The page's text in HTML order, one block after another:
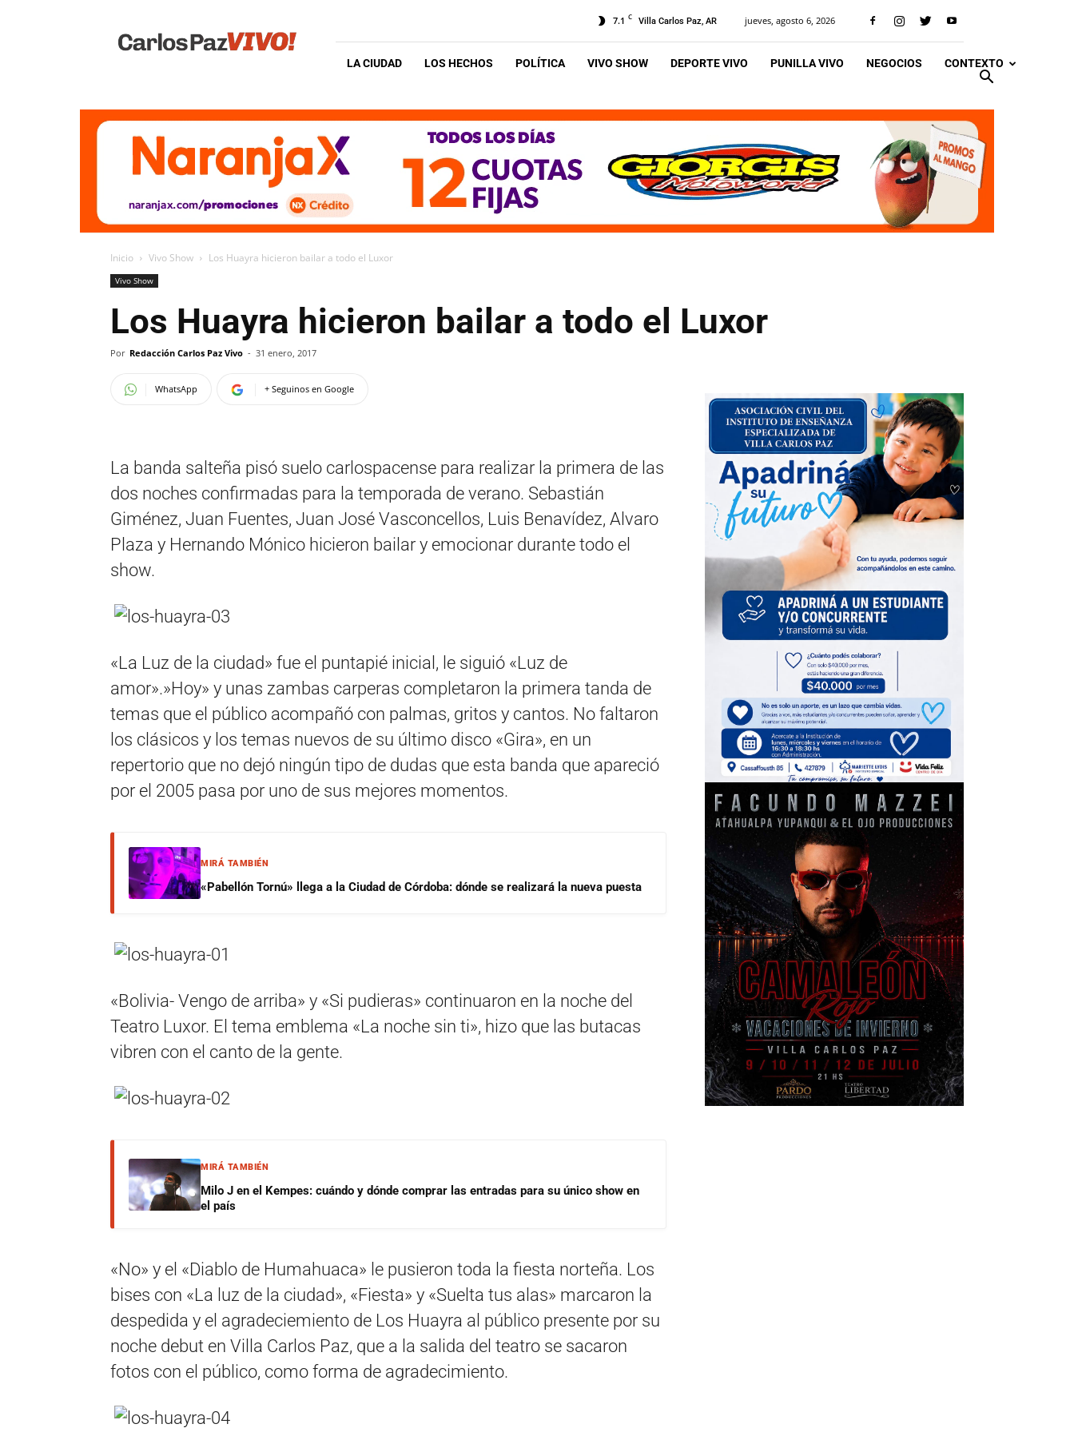
Vivo
7.1 C Villa Carlos Paz, AR jueves, agosto 6, 2026
LA CIUDAD LOS HECHOS POLÍTICA VIVO SHOW DEPORTE VIVO PUNILLA VIVO NEGOCIOS CONTEXTO
Inicio Vivo Show Los Huayra hicieron bailar a todo el Luxor
Vivo Show
Los Huayra hicieron bailar a todo el Luxor
Por Redacción Carlos Paz Vivo - 31 enero, 2017
WhatsApp + Seguinos en Google
La banda salteña pisó suelo carlospacense para realizar la primera de las
dos noches confirmadas para la temporada de verano. Sebastián
Giménez, Juan Fuentes, Juan José Vasconcellos, Luis Benavídez, Alvaro
Plaza y Hernando Mónico hicieron bailar y emocionar durante todo el
show.
«La Luz de la ciudad» fue el puntapié inicial, le siguió «Luz de
amor».»Hoy» y unas zambas carperas completaron la primera tanda de
temas que el público acompañó con palmas, gritos y cantos. No faltaron
los clásicos y los temas nuevos de su último disco «Gira», en un
repertorio que no dejó ningún tipo de dudas que esta banda que apareció
por el 2005 pasa por uno de sus mejores momentos.
MIRÁ TAMBIÉN
«Pabellón Tornú» llega a la Ciudad de Córdoba: dónde se realizará la nueva puesta
«Bolivia- Vengo de arriba» y «Si pudieras» continuaron en la noche del
Teatro Luxor. El tema emblema «La noche sin ti», hizo que las butacas
vibren con el canto de la gente.
MIRÁ TAMBIÉN
Milo J en el Kempes: cuándo y dónde comprar las entradas para su único show en
el país
«No» y el «Diablo de Humahuaca» le pusieron toda la fiesta norteña. Los
bises con «La luz de la ciudad», «Fiesta» y «Suelta tus alas» marcaron la
despedida y el agradeciemiento de Los Huayra al público presente por su
noche debut en Villa Carlos Paz, que a la salida del teatro se sacaron
fotos con el público, como forma de agradecimiento.